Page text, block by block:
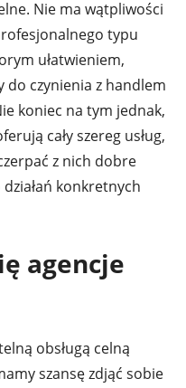
Nie ma wątpliwości
typu
ułatwieniem,
do czynienia z handlem
koniec na tym jednak,
cały szereg usług,
z nich dobre
konkretnych
agencje
obsługą celną
szansę zdjąć sobie